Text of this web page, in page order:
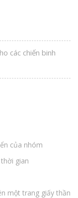
các chiến binh
của nhóm
gian
một trang giấy thần